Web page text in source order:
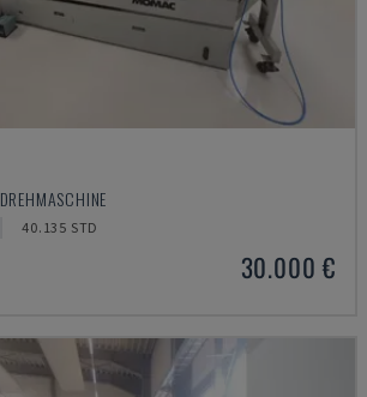
40.135 STD
30.000 €